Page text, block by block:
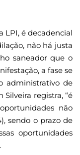
LPI, é decadencial
não há justa
saneador que o
a fase se
administrativo de
registra, “é
não
sendo o prazo de
oportunidades